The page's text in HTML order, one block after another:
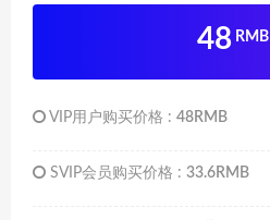
48 RMB
VIP用户购买价格 : 48RMB
SVIP会员购买价格 : 33.6RMB